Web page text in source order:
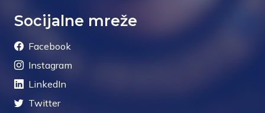
Socijalne mreže
Facebook
Instagram
LinkedIn
Twitter